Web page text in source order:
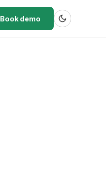
Book demo